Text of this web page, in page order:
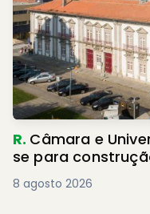
R. Câmara e
se para
8 agosto 2026